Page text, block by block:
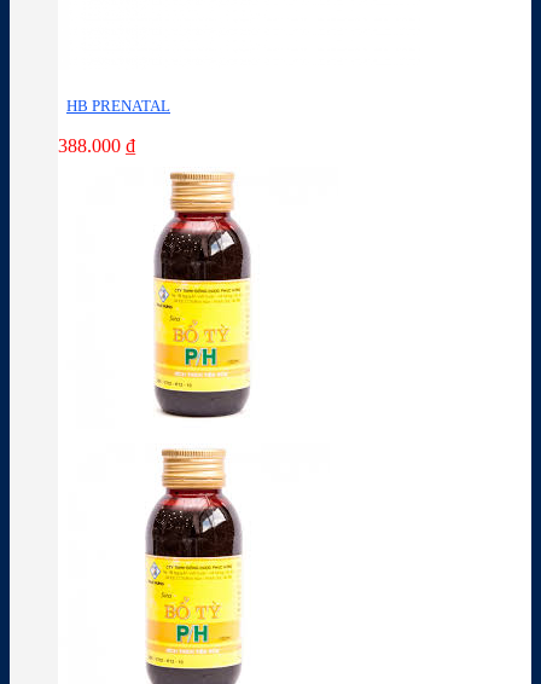
HB PRENATAL
388.000 ₫